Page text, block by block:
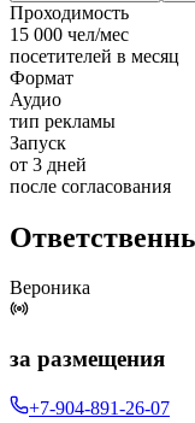
Проходимость
15 000 чел/мес
посетителей в месяц
Формат
Аудио
тип рекламы
Запуск
от 3 дней
после согласования
Вероника
за размещения
+7-904-891-26-07